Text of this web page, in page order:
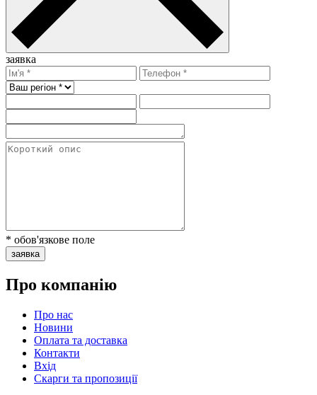
заявка
* обов'язкове поле
заявка
Про компанію
Про нас
Новини
Оплата та доставка
Контакти
Вхiд
Скарги та пропозиції